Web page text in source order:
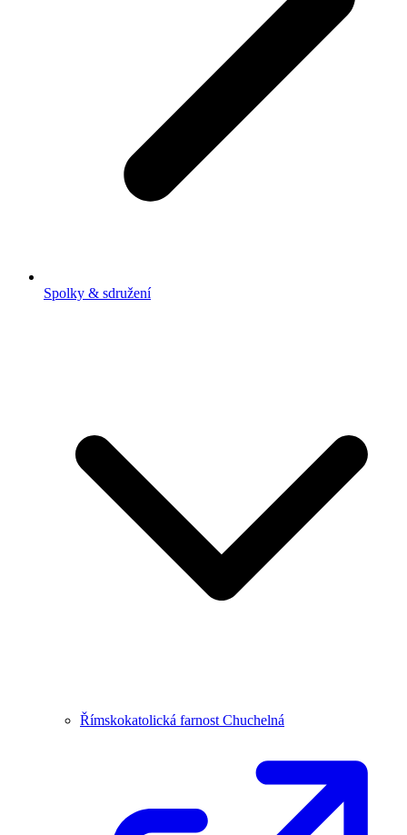
Spolky & sdružení
Římskokatolická farnost Chuchelná